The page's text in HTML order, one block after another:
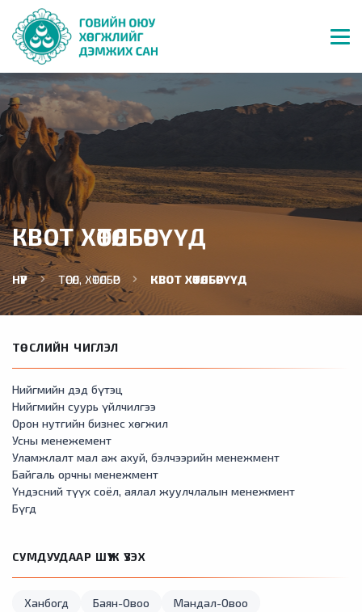
КВОТ ХӨТӨЛБӨРҮҮД
НҮҮР ТӨСӨЛ, ХӨТӨЛБӨР КВОТ ХӨТӨЛБӨРҮҮД
ТӨСЛИЙН ЧИГЛЭЛ
Нийгмийн дэд бүтэц
Нийгмийн суурь үйлчилгээ
Орон нутгийн бизнес хөгжил
Усны менежемент
Уламжлалт мал аж ахуй, бэлчээрийн менежмент
Байгаль орчны менежмент
Үндэсний түүх соёл, аялал жуулчлалын менежмент
Бүгд
СУМДУУДААР ШҮҮЖ ҮЗЭХ
Ханбогд Баян-Овоо
Мандал-Овоо